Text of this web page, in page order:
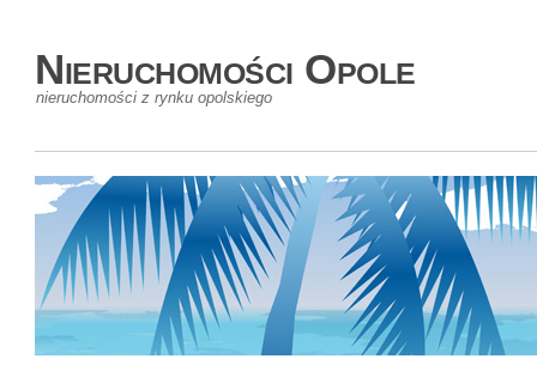
Nieruchomości Opole
nieruchomości z rynku opolskiego